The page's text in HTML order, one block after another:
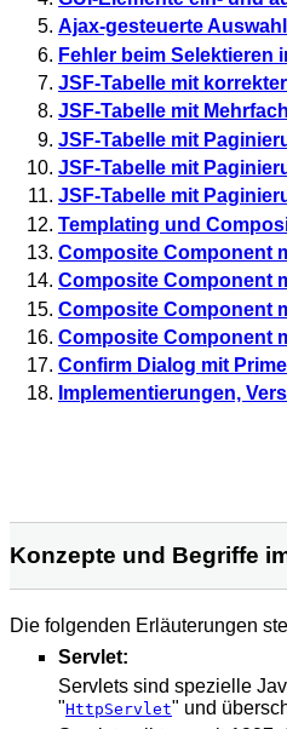
Ajax-gesteuerte
Fehler beim Selektieren
JSF-Tabelle mit
JSF-Tabelle mit
JSF-Tabelle mit
JSF-Tabelle mit
JSF-Tabelle mit
Templating und
Composite Component
Composite Component
Composite Component
Composite Component
Confirm Dialog mit
Implementierungen,
Konzepte und Begriffe
Die folgenden Erläuterungen
Servlet:
Servlets sind spezielle
"HttpServlet" und